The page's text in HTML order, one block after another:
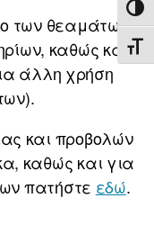
των θεαμάτων
καθώς και η
άλλη χρήση
και προβολών
καθώς και για
πατήστε εδώ.